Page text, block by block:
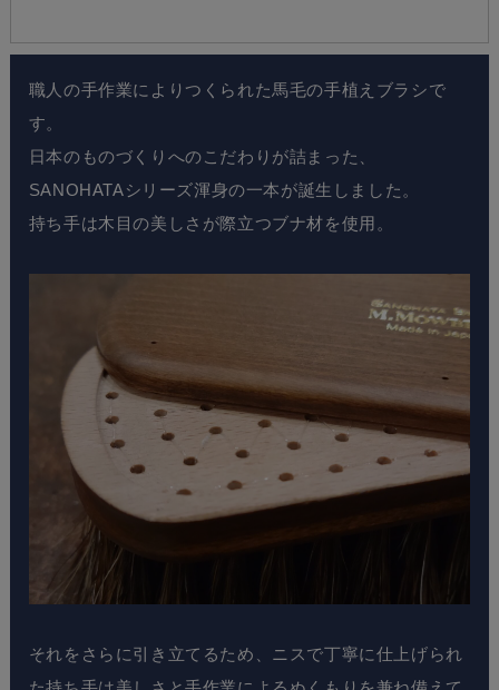
職人の手作業によりつくられた馬毛の手植えブラシで
す。
日本のものづくりへのこだわりが詰まった、
SANOHATAシリーズ渾身の一本が誕生しました。
持ち手は木目の美しさが際立つブナ材を使用。
それをさらに引き立てるため、ニスで丁寧に仕上げられ